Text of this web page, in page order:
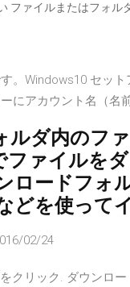
ファイルまたはフォル
。Windows10 セッ
にアカウント名（名
ルダ内のフ
ファイルを
ロードフォ
どを使って
02/24
クリック. ダウンロ